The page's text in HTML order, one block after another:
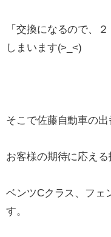
「交換になるので、
しまいます(>_<)
そこで佐藤自動車の出
お客様の期待に応える
ベンツCクラス、フェ
す。